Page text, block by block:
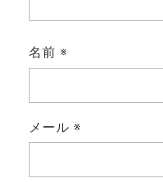
名前※
メール※